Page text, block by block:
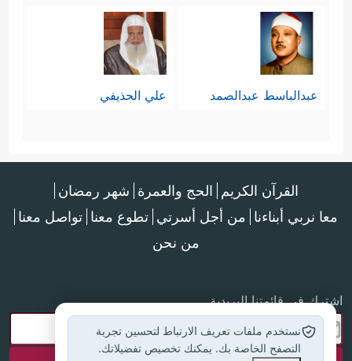
عبدالباسط عبدالصمد علي الحذيفي
القرآن الكريم الحج والعمرة شهر رمضان
معا نربي أبناءنا من أجل أسرتي تطوع معنا تواصل معنا
من نحن
اشترك في قائمتنا البريدية
نستخدم ملفات تعريف الارتباط لتحسين تجربة
التصفح الخاصة بك. يمكنك تخصيص تفضيلاتك.